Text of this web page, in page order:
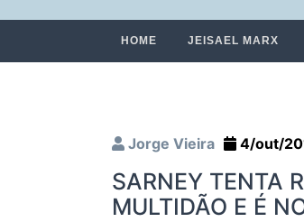
HOME JEISAEL MARX
Jorge Vieira 4/out/
SARNEY TENTA
MULTIDÃO E É